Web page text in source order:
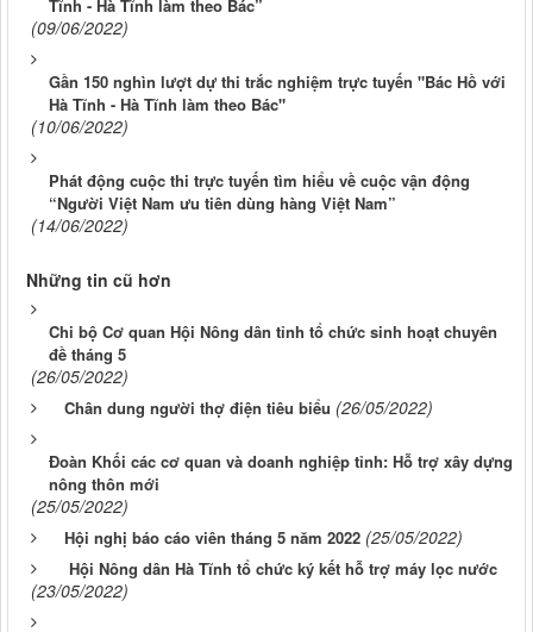
Tĩnh - Hà Tĩnh làm theo Bác”
(09/06/2022)
Gần 150 nghìn lượt dự thi trắc nghiệm trực tuyến "Bác Hồ với
Hà Tĩnh - Hà Tĩnh làm theo Bác"
(10/06/2022)
Phát động cuộc thi trực tuyến tìm hiểu về cuộc vận động
“Người Việt Nam ưu tiên dùng hàng Việt Nam”
(14/06/2022)
Những tin cũ hơn
Chi bộ Cơ quan Hội Nông dân tỉnh tổ chức sinh hoạt chuyên
đề tháng 5
(26/05/2022)
Chân dung người thợ điện tiêu biểu (26/05/2022)
Đoàn Khối các cơ quan và doanh nghiệp tỉnh: Hỗ trợ xây dựng
nông thôn mới
(25/05/2022)
Hội nghị báo cáo viên tháng 5 năm 2022 (25/05/2022)
Hội Nông dân Hà Tĩnh tổ chức ký kết hỗ trợ máy lọc nước
(23/05/2022)